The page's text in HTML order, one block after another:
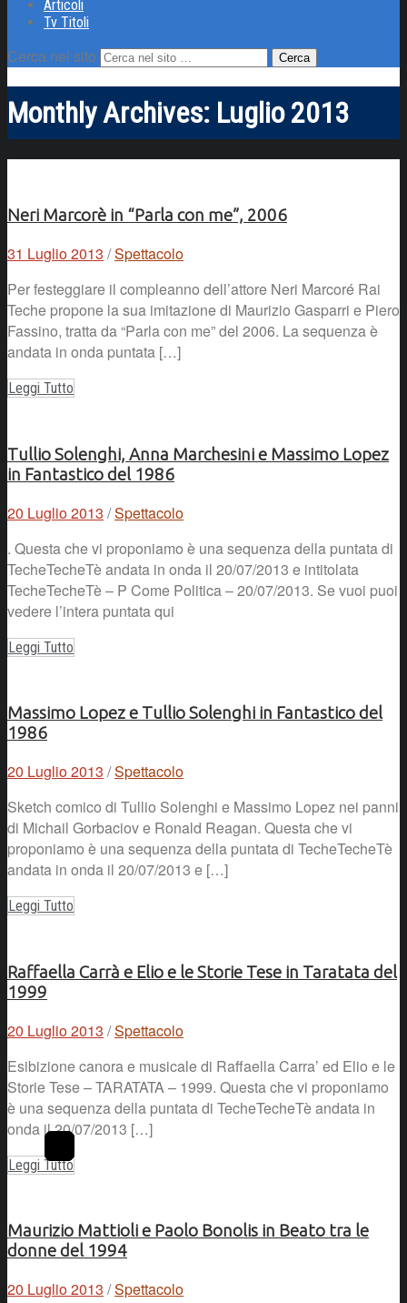
Articoli
Tv Titoli
Cerca nel sito
Monthly Archives: Luglio 2013
Neri Marcorè in “Parla con me”, 2006
31 Luglio 2013 /Spettacolo
Per festeggiare il compleanno dell’attore Neri Marcoré Rai
Teche propone la sua imitazione di Maurizio Gasparri e Piero
Fassino, tratta da “Parla con me” del 2006. La sequenza è
andata in onda puntata […]
Leggi Tutto
Tullio Solenghi, Anna Marchesini e Massimo Lopez
in Fantastico del 1986
20 Luglio 2013 /Spettacolo
. Questa che vi proponiamo è una sequenza della puntata di
TecheTecheTè andata in onda il 20/07/2013 e intitolata
TecheTecheTè – P Come Politica – 20/07/2013. Se vuoi puoi
vedere l’intera puntata qui
Leggi Tutto
Massimo Lopez e Tullio Solenghi in Fantastico del
1986
20 Luglio 2013 /Spettacolo
Sketch comico di Tullio Solenghi e Massimo Lopez nei panni
di Michail Gorbaciov e Ronald Reagan. Questa che vi
proponiamo è una sequenza della puntata di TecheTecheTè
andata in onda il 20/07/2013 e […]
Leggi Tutto
Raffaella Carrà e Elio e le Storie Tese in Taratata del
1999
20 Luglio 2013 /Spettacolo
Esibizione canora e musicale di Raffaella Carra’ ed Elio e le
Storie Tese – TARATATA – 1999. Questa che vi proponiamo
è una sequenza della puntata di TecheTecheTè andata in
onda il 20/07/2013 […]
Leggi Tutto
Maurizio Mattioli e Paolo Bonolis in Beato tra le
donne del 1994
20 Luglio 2013 /Spettacolo